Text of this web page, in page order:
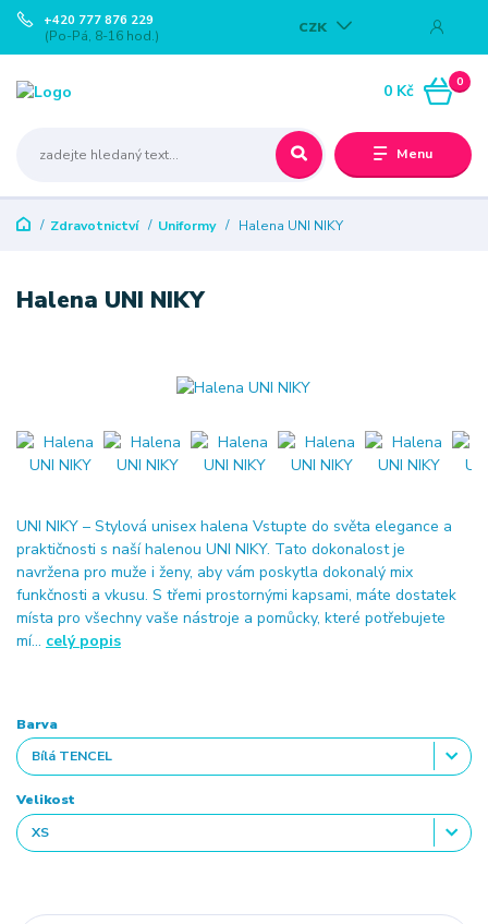
Menu
CZK
+420 777 876 229
(Po-Pá, 8-16 hod.)
0
0 Kč
Zdravotnictví Uniformy Halena UNI NIKY
Halena UNI NIKY
UNI NIKY – Stylová unisex halena Vstupte do světa elegance a
praktičnosti s naší halenou UNI NIKY. Tato dokonalost je
navržena pro muže i ženy, aby vám poskytla dokonalý mix
funkčnosti a vkusu. S třemi prostornými kapsami, máte dostatek
místa pro všechny vaše nástroje a pomůcky, které potřebujete
mí... celý popis
Barva
Velikost